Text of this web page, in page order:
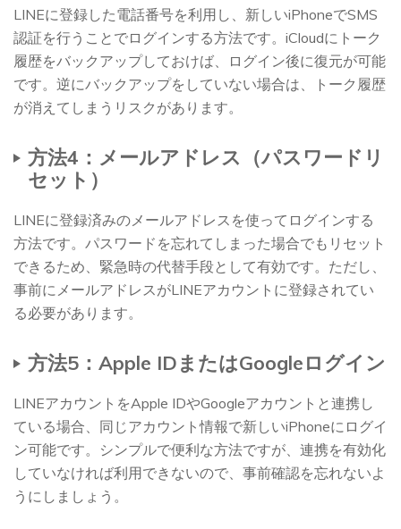
LINEに登録した電話番号を利用し、新しいiPhoneでSMS
認証を行うことでログインする方法です。iCloudにトーク
履歴をバックアップしておけば、ログイン後に復元が可能
です。逆にバックアップをしていない場合は、トーク履歴
が消えてしまうリスクがあります。
方法4：メールアドレス（パスワードリ
セット）
LINEに登録済みのメールアドレスを使ってログインする
方法です。パスワードを忘れてしまった場合でもリセット
できるため、緊急時の代替手段として有効です。ただし、
事前にメールアドレスがLINEアカウントに登録されてい
る必要があります。
方法5：Apple IDまたはGoogleログイン
LINEアカウントをApple IDやGoogleアカウントと連携し
ている場合、同じアカウント情報で新しいiPhoneにログイ
ン可能です。シンプルで便利な方法ですが、連携を有効化
していなければ利用できないので、事前確認を忘れないよ
うにしましょう。